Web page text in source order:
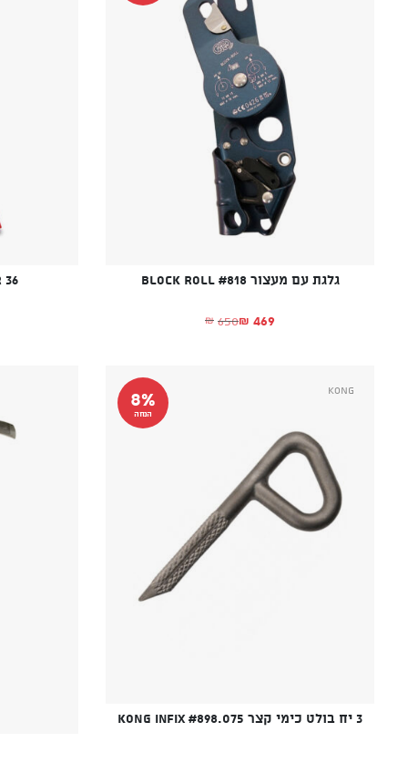
גלגת עם מעצור Block Roll #818
₪ 650
המחיר המקורי היה: ₪650.₪ 469 המחיר הנוכחי הוא: ₪469.
36
8%
הנחה
Kong
3 יח בולט כימי קצר KONG Infix #898.075